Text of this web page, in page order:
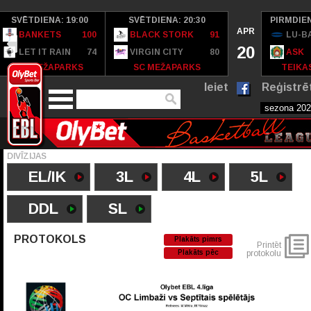
SVĒTDIENA: 19:00
BANKETS
100
LET IT RAIN
74
SC MEŽAPARKS
SVĒTDIENA: 20:30
BLACK STORK
91
VIRGIN CITY
80
SC MEŽAPARKS
APR
20
LU-
ASK
Ieiet
DIVĪZIJAS
EL/IK 3L 4L
5L
DDL
SL
PROTOKOLS
Plakāts pimrs
Plakāts pēc
Printēt
protokolu